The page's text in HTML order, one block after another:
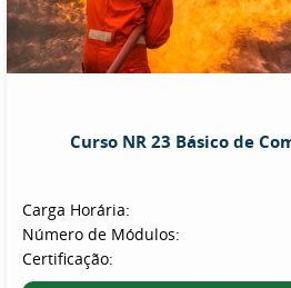
Curso NR 23 Básico de
Carga Horária:
Número de Módulos:
Certificação: